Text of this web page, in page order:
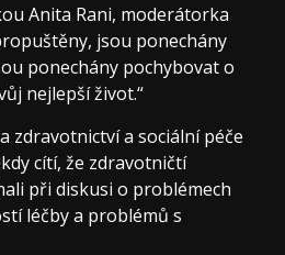
Anita Rani, moderátorka
jsou ponechány
ponechány pochybovat o
nejlepší život.“
zdravotnictví a sociální péče
cítí, že zdravotničtí
při diskusi o problémech
léčby a problémů s